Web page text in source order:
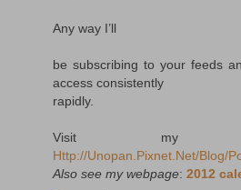
Any way I’ll
be subscribing to your feeds
access consistently
rapidly.
Visit my
Http://Unopan.Pixnet.Net/Blog/
Also see my webpage: 2012